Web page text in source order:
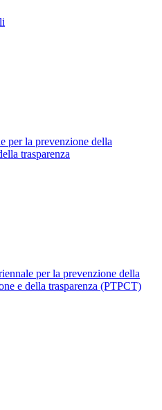
per la prevenzione della
trasparenza
per la prevenzione della
e della trasparenza (PTPCT)